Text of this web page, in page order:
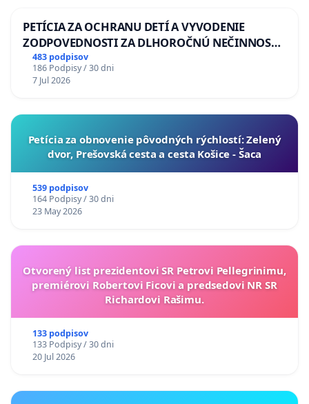
PETÍCIA ZA OCHRANU DETÍ A VYVODENIE
ZODPOVEDNOSTI ZA DLHOROČNÚ NEČINNOSŤ
A ZLYHANIE ŠTÁTU
483 podpisov
186 Podpisy / 30 dni
7 Jul 2026
​Petícia za obnovenie pôvodných rýchlostí: Zelený
dvor, Prešovská cesta a cesta Košice - Šaca
539 podpisov
164 Podpisy / 30 dni
23 May 2026
Otvorený list prezidentovi SR Petrovi Pellegrinimu,
premiérovi Robertovi Ficovi a predsedovi NR SR
Richardovi Rašimu.
133 podpisov
133 Podpisy / 30 dni
20 Jul 2026